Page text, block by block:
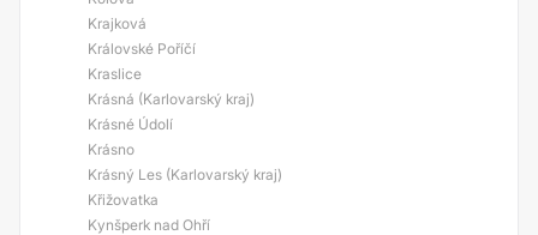
Krajková
Královské Poříčí
Kraslice
Krásná (Karlovarský kraj)
Krásné Údolí
Krásno
Krásný Les (Karlovarský kraj)
Křižovatka
Kynšperk nad Ohří